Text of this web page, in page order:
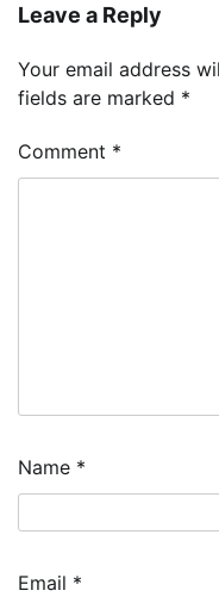
Leave a Reply
Your email address
fields are marked *
Comment *
Name *
Email *